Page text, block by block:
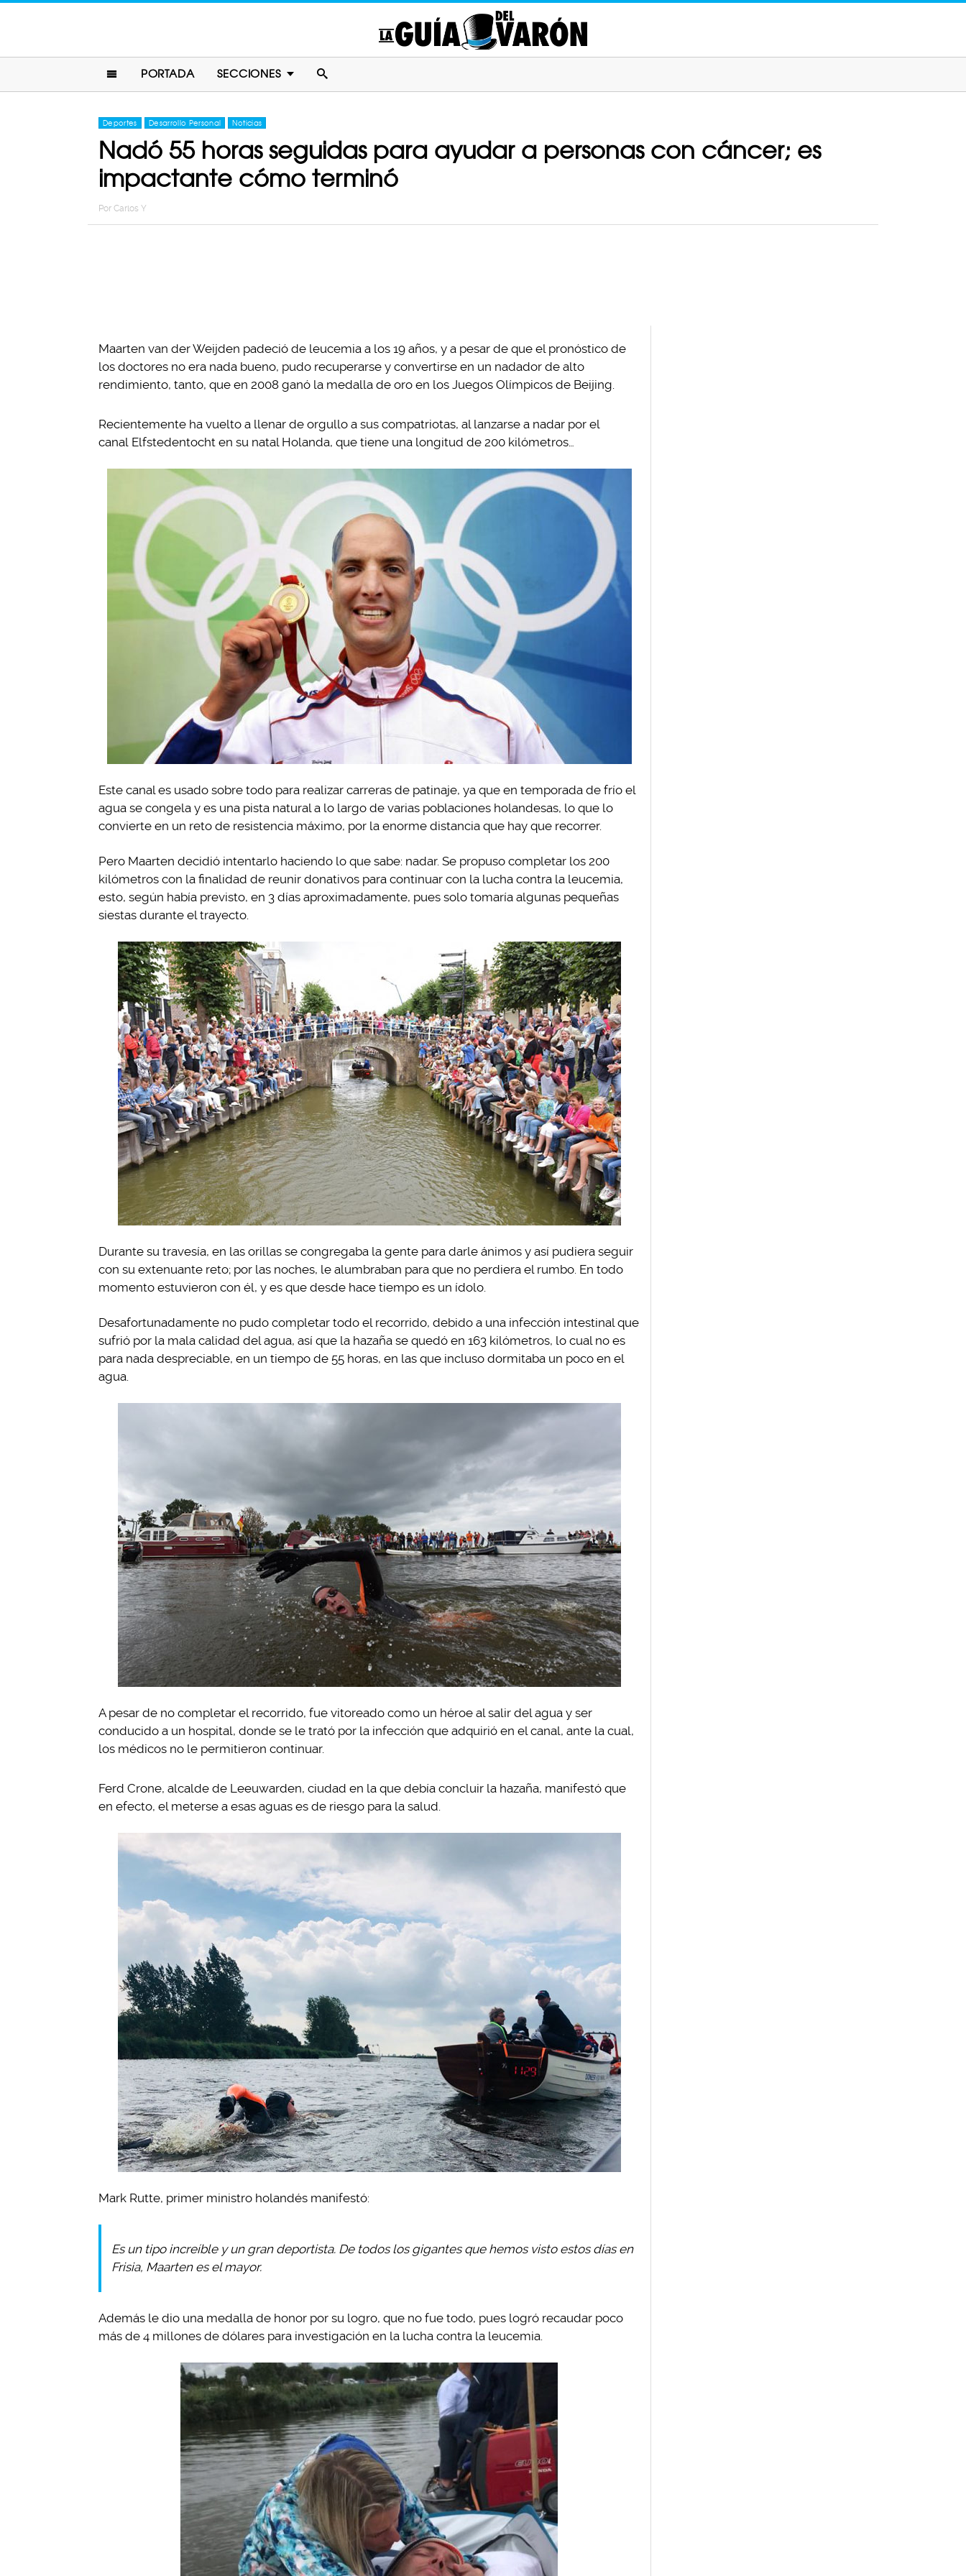
PORTADA SECCIONES
Deportes Desarrollo Personal Noticias
Nadó 55 horas seguidas para ayudar a personas con cáncer; es
impactante cómo terminó
Por Carlos Y
Maarten van der Weijden padeció de leucemia a los 19 años, y a pesar de que el pronóstico de
los doctores no era nada bueno, pudo recuperarse y convertirse en un nadador de alto
rendimiento, tanto, que en 2008 ganó la medalla de oro en los Juegos Olímpicos de Beijing.
Recientemente ha vuelto a llenar de orgullo a sus compatriotas, al lanzarse a nadar por el
canal Elfstedentocht en su natal Holanda, que tiene una longitud de 200 kilómetros…
Este canal es usado sobre todo para realizar carreras de patinaje, ya que en temporada de frío el
agua se congela y es una pista natural a lo largo de varias poblaciones holandesas, lo que lo
convierte en un reto de resistencia máximo, por la enorme distancia que hay que recorrer.
Pero Maarten decidió intentarlo haciendo lo que sabe: nadar. Se propuso completar los 200
kilómetros con la finalidad de reunir donativos para continuar con la lucha contra la leucemia,
esto, según había previsto, en 3 días aproximadamente, pues solo tomaría algunas pequeñas
siestas durante el trayecto.
Durante su travesía, en las orillas se congregaba la gente para darle ánimos y así pudiera seguir
con su extenuante reto; por las noches, le alumbraban para que no perdiera el rumbo. En todo
momento estuvieron con él, y es que desde hace tiempo es un ídolo.
Desafortunadamente no pudo completar todo el recorrido, debido a una infección intestinal que
sufrió por la mala calidad del agua, así que la hazaña se quedó en 163 kilómetros, lo cual no es
para nada despreciable, en un tiempo de 55 horas, en las que incluso dormitaba un poco en el
agua.
A pesar de no completar el recorrido, fue vitoreado como un héroe al salir del agua y ser
conducido a un hospital, donde se le trató por la infección que adquirió en el canal, ante la cual,
los médicos no le permitieron continuar.
Ferd Crone, alcalde de Leeuwarden, ciudad en la que debía concluir la hazaña, manifestó que
en efecto, el meterse a esas aguas es de riesgo para la salud.
Mark Rutte, primer ministro holandés manifestó:
Es un tipo increíble y un gran deportista. De todos los gigantes que hemos visto estos días en
Frisia, Maarten es el mayor.
Además le dio una medalla de honor por su logro, que no fue todo, pues logró recaudar poco
más de 4 millones de dólares para investigación en la lucha contra la leucemia.